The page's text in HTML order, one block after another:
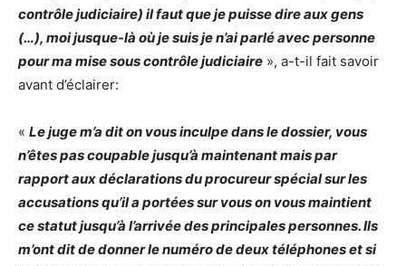
contrôle judiciaire) il faut que je puisse dire aux gens
(…), moi jusque-là où je suis je n’ai parlé avec personne
pour ma mise sous contrôle judiciaire », a-t-il fait savoir
avant d’éclairer:
« Le juge m’a dit on vous inculpe dans le dossier, vous
n’êtes pas coupable jusqu’à maintenant mais par
rapport aux déclarations du procureur spécial sur les
accusations qu’il a portées sur vous on vous maintient
ce statut jusqu’à l’arrivée des principales personnes. Ils
m’ont dit de donner le numéro de deux téléphones et si